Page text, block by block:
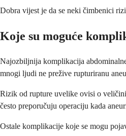
Dobra vijest je da se neki čimbenici
Koje su moguće
Najozbiljnija komplikacija
mnogi ljudi ne prežive rupturiranu
Rizik od rupture uvelike ovisi o
često preporučuju operaciju kada
Ostale komplikacije koje se mogu